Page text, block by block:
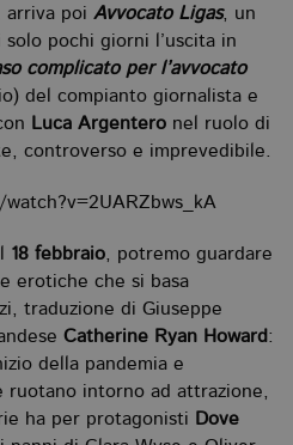
arriva poi Avvocato Ligas, un
pochi giorni l’uscita in
complicato per l’avvocato
del compianto giornalista e
Luca Argentero nel ruolo di
controverso e imprevedibile.
18 febbraio, potremo guardare
erotiche che si basa
traduzione di Giuseppe
Catherine Ryan Howard:
della pandemia e
ruotano intorno ad attrazione,
ha per protagonisti Dove